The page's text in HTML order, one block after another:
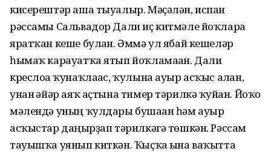
кисерештәр аша тыуалыр. Мәҫәлән, испан
рәссамы Сальвадор Дали иҫ китмәле йоҡларға
яратҡан кеше булған. Әммә ул ябай кешеләр
һымаҡ карауатҡа ятып йоҡламаған. Дали
креслоға ҡунаҡлағас, ҡулына ауыр асҡыс алған,
унан ғәйәр аяҡ аҫтына тимер тәрилкә ҡуйған. Йоҡо
мәлендә уның ҡулдары бушаған һәм ауыр
асҡыстар даңғырҙап тәрилкәгә төшкән. Рәссам
тауышҡа уянып киткән. Ҡыҫҡа ғына ваҡытта